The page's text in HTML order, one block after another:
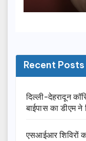
Recent Posts
दिल्ली-देहरादून
बाईपास का डीएम ने
एसआईआर शिविरों